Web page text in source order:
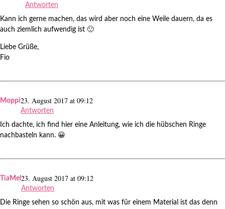
Antworten
Kann ich gerne machen, das wird aber noch eine Weile dauern, da es
auch ziemlich aufwendig ist 🙂
Liebe Grüße,
Fio
Moppi23. August 2017 at 09:12
Antworten
Ich dachte, ich find hier eine Anleitung, wie ich die hübschen Ringe
nachbasteln kann. 😀
TiaMel 23. August 2017 at 09:12
Antworten
Die Ringe sehen so schön aus, mit was für einem Material ist das denn